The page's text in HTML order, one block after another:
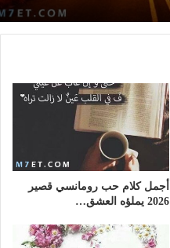
أجمل كلام حب رومانسي قصير
2026 يملؤه العشق…